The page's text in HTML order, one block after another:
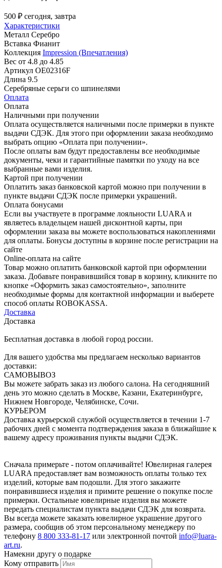
500 ₽ сегодня, завтра
Характеристики
Металл Серебро
Вставка Фианит
Коллекция Impression (Впечатления)
Вес от 4.8 до 4.85
Артикул OE02316F
Длина 9.5
Серебряные серьги со шпинелями
Оплата
Оплата
Наличными при получении
Оплата осуществляется наличными после примерки в пункте
выдачи СДЭК. Для этого при оформлении заказа необходимо
выбрать опцию «Оплата при получении».
После оплаты вам будут предоставлены все необходимые
документы, чеки и гарантийные памятки по уходу на все
выбранные вами изделия.
Картой при получении
Оплатить заказ банковской картой можно при получении в
пункте выдачи СДЭК после примерки украшений.
Оплата бонусами
Если вы участвуете в программе лояльности LUARA и
являетесь владельцем нашей дисконтной карты, при
оформлении заказа вы можете воспользоваться накоплениями
для оплаты. Бонусы доступны в корзине после регистрации на
сайте
Online-оплата на сайте
Товар можно оплатить банковской картой при оформлении
заказа. Добавьте понравившийся товар в корзину, кликните по
кнопке «Оформить заказ самостоятельно», заполните
необходимые формы для контактной информации и выберете
способ оплаты ROBOKASSA.
Доставка
Доставка
Бесплатная доставка в любой город россии.
Для вашего удобства мы предлагаем несколько вариантов
доставки:
САМОВЫВОЗ
Вы можете забрать заказ из любого салона. На сегодняшний
день это можно сделать в Москве, Казани, Екатеринбурге,
Нижнем Новгороде, Челябинске, Сочи.
КУРЬЕРОМ
Доставка курьерской службой осуществляется в течении 1-7
рабочих дней с момента подтверждения заказа в ближайшие к
вашему адресу проживания пункты выдачи СДЭК.
Сначала примерьте - потом оплачивайте! Ювелирная галерея
LUARA предоставляет вам возможность оплаты только тех
изделий, которые вам подошли. Для этого закажите
понравившиеся изделия и примите решение о покупке после
примерки. Остальные ювелирные изделия вы можете
передать специалистам пункта выдачи СДЭК для возврата.
Вы всегда можете заказать ювелирное украшение другого
размера, сообщив об этом персональному менеджеру по
телефону 8 800 333-81-17 или электронной почтой info@luara-
art.ru.
Намекни другу о подарке
Кому отправить